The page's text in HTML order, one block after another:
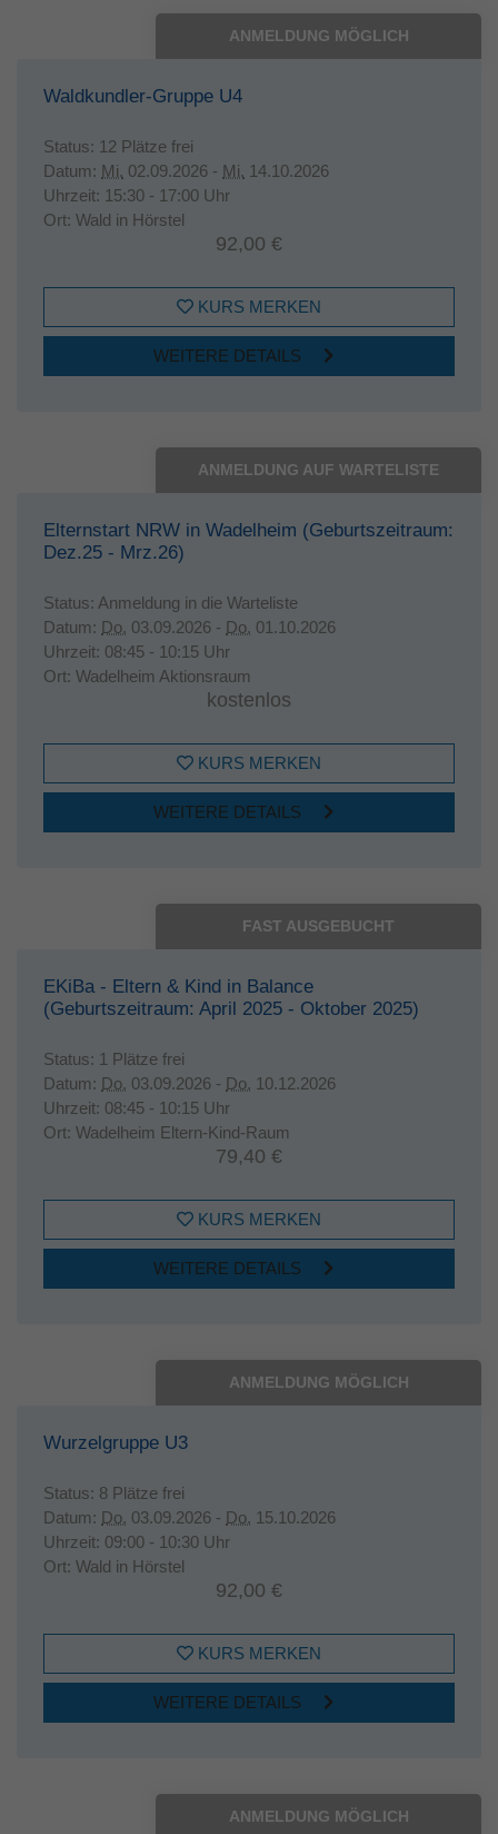
ANMELDUNG MÖGLICH
Waldkundler-Gruppe U4
Status: 12 Plätze frei
Datum: Mi. 02.09.2026 - Mi. 14.10.2026
Uhrzeit: 15:30 - 17:00 Uhr
Ort: Wald in Hörstel
92,00 €
KURS MERKEN
WEITERE DETAILS
ANMELDUNG AUF WARTELISTE
Elternstart NRW in Wadelheim (Geburtszeitraum:
Dez.25 - Mrz.26)
Status: Anmeldung in die Warteliste
Datum: Do. 03.09.2026 - Do. 01.10.2026
Uhrzeit: 08:45 - 10:15 Uhr
Ort: Wadelheim Aktionsraum
kostenlos
KURS MERKEN
WEITERE DETAILS
FAST AUSGEBUCHT
EKiBa - Eltern & Kind in Balance
(Geburtszeitraum: April 2025 - Oktober 2025)
Status: 1 Plätze frei
Datum: Do. 03.09.2026 - Do. 10.12.2026
Uhrzeit: 08:45 - 10:15 Uhr
Ort: Wadelheim Eltern-Kind-Raum
79,40 €
KURS MERKEN
WEITERE DETAILS
ANMELDUNG MÖGLICH
Wurzelgruppe U3
Status: 8 Plätze frei
Datum: Do. 03.09.2026 - Do. 15.10.2026
Uhrzeit: 09:00 - 10:30 Uhr
Ort: Wald in Hörstel
92,00 €
KURS MERKEN
WEITERE DETAILS
ANMELDUNG MÖGLICH